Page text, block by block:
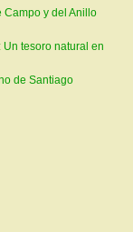
Campo y del Anillo
Un tesoro natural en
de Santiago